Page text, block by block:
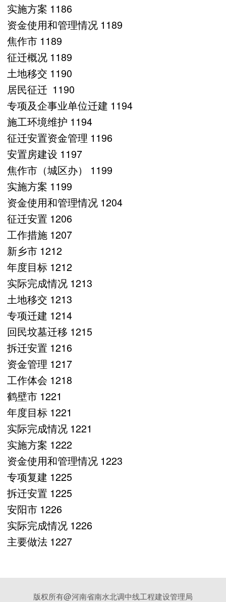
实施方案 1186
资金使用和管理情况 1189
焦作市 1189
征迁概况 1189
土地移交 1190
居民征迁 1190
专项及企事业单位迁建 1194
施工环境维护 1194
征迁安置资金管理 1196
安置房建设 1197
焦作市（城区办） 1199
实施方案 1199
资金使用和管理情况 1204
征迁安置 1206
工作措施 1207
新乡市 1212
年度目标 1212
实际完成情况 1213
土地移交 1213
专项迁建 1214
回民坟墓迁移 1215
拆迁安置 1216
资金管理 1217
工作体会 1218
鹤壁市 1221
年度目标 1221
实际完成情况 1221
实施方案 1222
资金使用和管理情况 1223
专项复建 1225
拆迁安置 1225
安阳市 1226
实际完成情况 1226
主要做法 1227
版权所有@河南省南水北调中线工程建设管理局